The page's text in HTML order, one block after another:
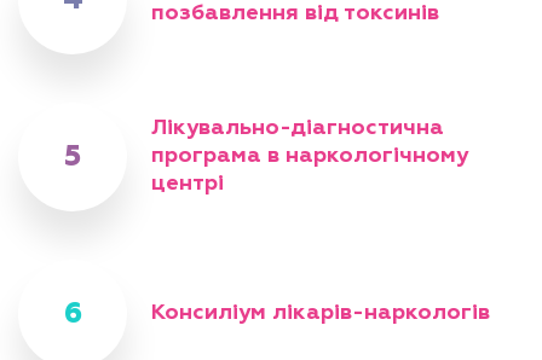
позбавлення від токсинів
Лікувально-діагностична
програма в наркологічному
центрі
Консиліум лікарів-наркологів